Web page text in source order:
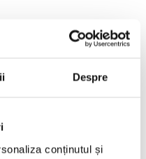
Despre
conținutul și
Benz